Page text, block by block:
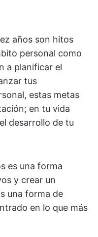
años son hitos
personal como
a planificar el
tus
estas metas
en tu vida
desarrollo de tu
es una forma
y crear un
una forma de
en lo que más